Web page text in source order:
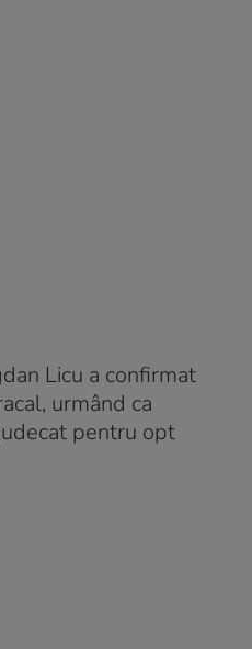
Licu a confirmat
urmând ca
pentru opt